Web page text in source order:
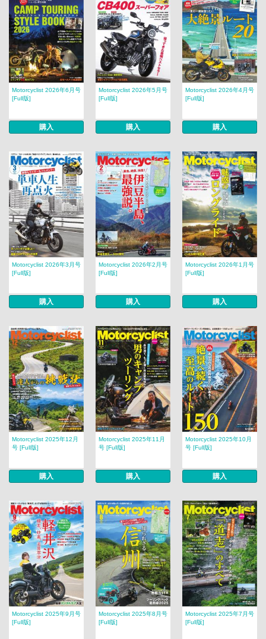
Motorcyclist 2026年6月号
[Full版]
購入
Motorcyclist 2026年5月号
[Full版]
購入
Motorcyclist 2026年4月号
[Full版]
購入
Motorcyclist 2026年3月号
[Full版]
購入
Motorcyclist 2026年2月号
[Full版]
購入
Motorcyclist 2026年1月号
[Full版]
購入
Motorcyclist 2025年12月
号 [Full版]
購入
Motorcyclist 2025年11月
号 [Full版]
購入
Motorcyclist 2025年10月
号 [Full版]
購入
Motorcyclist 2025年9月号
[Full版]
Motorcyclist 2025年8月号
[Full版]
Motorcyclist 2025年7月号
[Full版]